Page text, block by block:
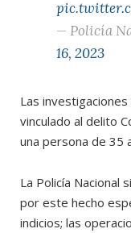
— Policía
16, 2023
Las
vinculado al delito
una persona de 35
La Policía Nacional
por este hecho
indicios; las